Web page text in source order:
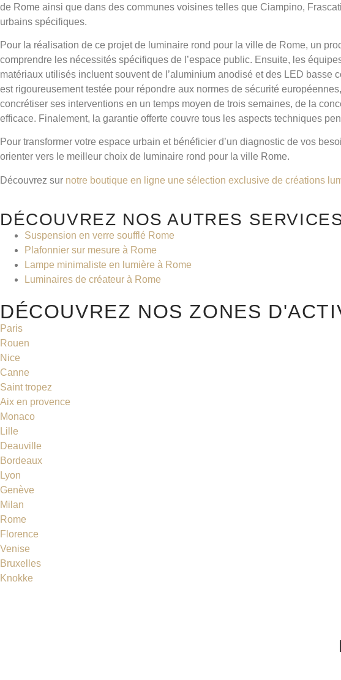
de Rome ainsi que dans des communes voisines telles que Ciampino,
urbains spécifiques.
Pour la réalisation de ce projet de luminaire rond pour la ville de Rome, un
comprendre les nécessités spécifiques de l’espace public. Ensuite, les
matériaux utilisés incluent souvent de l’aluminium anodisé et des LED
est rigoureusement testée pour répondre aux normes de sécurité
concrétiser ses interventions en un temps moyen de trois semaines, de la
efficace. Finalement, la garantie offerte couvre tous les aspects techniques
Pour transformer votre espace urbain et bénéficier d’un diagnostic de vos
orienter vers le meilleur choix de luminaire rond pour la ville Rome.
Découvrez sur notre boutique en ligne une sélection exclusive de créations
DÉCOUVREZ NOS AUTRES
Suspension en verre soufflé Rome
Plafonnier sur mesure à Rome
Lampe minimaliste en lumière à Rome
Luminaires de créateur à Rome
DÉCOUVREZ NOS ZONES
Paris
Rouen
Nice
Canne
Saint tropez
Aix en provence
Monaco
Lille
Deauville
Bordeaux
Lyon
Genève
Milan
Rome
Florence
Venise
Bruxelles
Knokke